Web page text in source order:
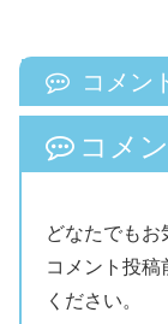
コメン
コメ
どなたでもお
コメント投稿
ください。